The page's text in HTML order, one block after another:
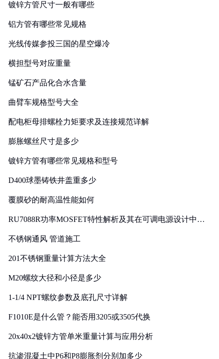
镀锌方管尺寸一般有哪些
铝方管有哪些常见规格
光线传媒参投三国的星空爆冷
横担型号对应重量
锰矿石产品化合水含量
曲臂车规格型号大全
配电柜母排螺栓力矩要求及连接规范详解
膨胀螺丝尺寸是多少
镀锌方管有哪些常见规格和型号
D400球墨铸铁井盖重多少
覆膜砂的耐高温性能如何
RU7088R功率MOSFET特性解析及其在可调电源设计中的
不锈钢通风 管道施工
201不锈钢重量计算方法大全
M20螺纹大径和小径是多少
1-1/4 NPT螺纹参数及底孔尺寸详解
F1010E是什么管？能否用3205或3505代换
20x40x2镀锌方管单米重量计算与应用分析
抗渗混凝土中P6和P8膨胀剂分别加多少